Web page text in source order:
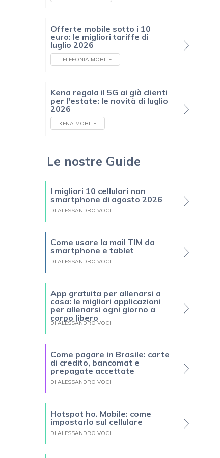
Offerte mobile sotto i 10
euro: le migliori tariffe di
luglio 2026
TELEFONIA MOBILE
Kena regala il 5G ai già clienti
per l'estate: le novità di luglio
2026
KENA MOBILE
Le nostre Guide
I migliori 10 cellulari non
smartphone di agosto 2026
DI ALESSANDRO VOCI
Come usare la mail TIM da
smartphone e tablet
DI ALESSANDRO VOCI
App gratuita per allenarsi a
casa: le migliori applicazioni
per allenarsi ogni giorno a
corpo libero
DI ALESSANDRO VOCI
Come pagare in Brasile: carte
di credito, bancomat e
prepagate accettate
DI ALESSANDRO VOCI
Hotspot ho. Mobile: come
impostarlo sul cellulare
DI ALESSANDRO VOCI